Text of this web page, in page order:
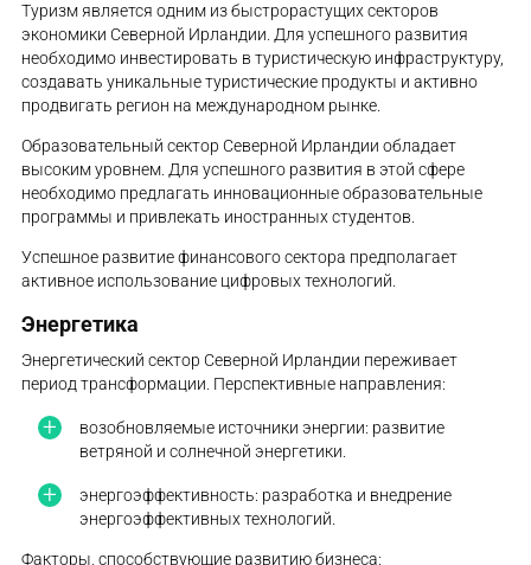
Туризм является одним из быстрорастущих секторов
экономики Северной Ирландии. Для успешного развития
необходимо инвестировать в туристическую инфраструктуру,
создавать уникальные туристические продукты и активно
продвигать регион на международном рынке.
Образовательный сектор Северной Ирландии обладает
высоким уровнем. Для успешного развития в этой сфере
необходимо предлагать инновационные образовательные
программы и привлекать иностранных студентов.
Успешное развитие финансового сектора предполагает
активное использование цифровых технологий.
Энергетика
Энергетический сектор Северной Ирландии переживает
период трансформации. Перспективные направления:
возобновляемые источники энергии: развитие
ветряной и солнечной энергетики.
энергоэффективность: разработка и внедрение
энергоэффективных технологий.
Факторы, способствующие развитию бизнеса: